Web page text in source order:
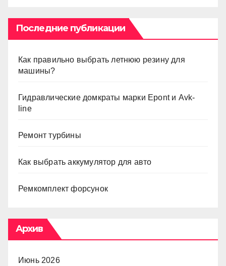
Последние публикации
Как правильно выбрать летнюю резину для
машины?
Гидравлические домкраты марки Epont и Avk-
line
Ремонт турбины
Как выбрать аккумулятор для авто
Ремкомплект форсунок
Архив
Июнь 2026